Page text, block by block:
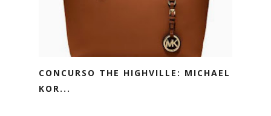
CONCURSO THE HIGHVILLE: MICHAEL
KOR...